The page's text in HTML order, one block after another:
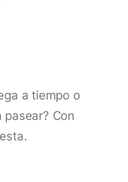
a tiempo o
Con